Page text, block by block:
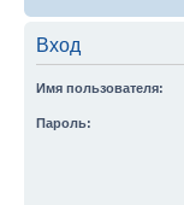
Вход
Имя пользователя:
Пароль: